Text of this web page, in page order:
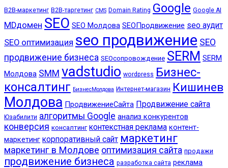
B2B-маркетинг B2B-таргетинг CMS Domain Rating Google Google AI
MDдомен SEO SEO Молдова SEOПродвижение seo аудит
SEO оптимизация seo продвижение SEO
продвижение бизнеса SEOсопровождение SERM SERM
Молдова SMM vadstudio wordpress Бизнес-
консалтинг БизнесМолдова Интернет-магазин Кишинев
Молдова ПродвижениеСайта Продвижение сайта
Юзабилити алгоритмы Google анализ конкурентов
конверсия консалтинг контекстная реклама контент-
маркетинг корпоративный сайт маркетинг
маркетинг в Молдове оптимизация сайта продажи
продвижение бизнеса разработка сайта реклама